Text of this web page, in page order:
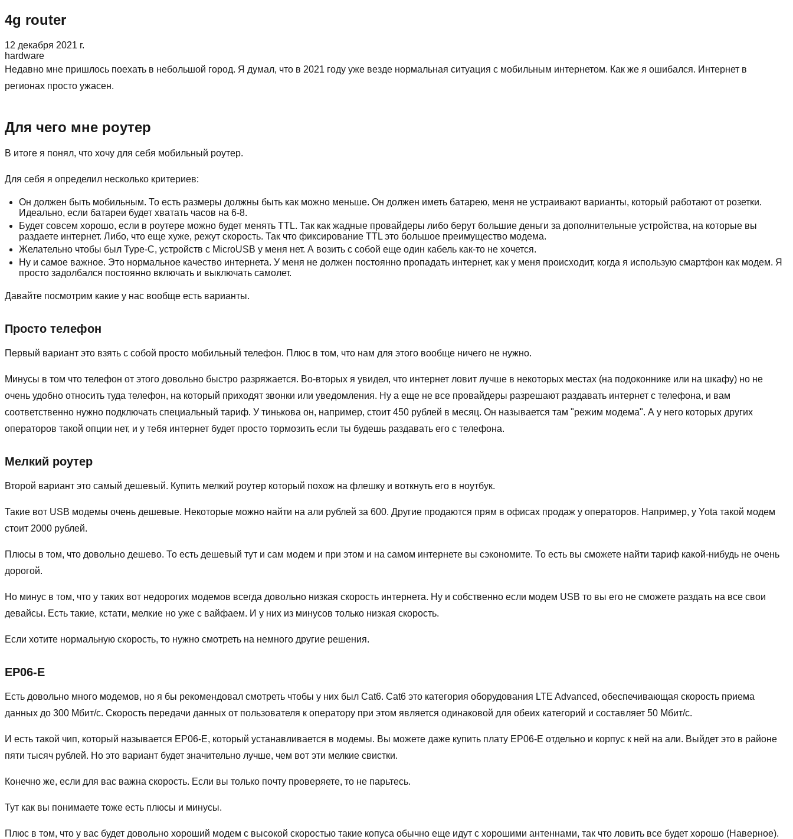
4g router
12 декабря 2021 г.
hardware
Недавно мне пришлось поехать в небольшой город. Я думал, что в 2021 году уже везде нормальная ситуация с мобильным интернетом. Как же я ошибался. Интернет в
регионах просто ужасен.
Для чего мне роутер
В итоге я понял, что хочу для себя мобильный роутер.
Для себя я определил несколько критериев:
Он должен быть мобильным. То есть размеры должны быть как можно меньше. Он должен иметь батарею, меня не устраивают варианты, который работают от розетки.
Идеально, если батареи будет хватать часов на 6-8.
Будет совсем хорошо, если в роутере можно будет менять TTL. Так как жадные провайдеры либо берут большие деньги за дополнительные устройства, на которые вы
раздаете интернет. Либо, что еще хуже, режут скорость. Так что фиксирование TTL это большое преимущество модема.
Желательно чтобы был Type-C, устройств с MicroUSB у меня нет. А возить с собой еще один кабель как-то не хочется.
Ну и самое важное. Это нормальное качество интернета. У меня не должен постоянно пропадать интернет, как у меня происходит, когда я использую смартфон как модем. Я
просто задолбался постоянно включать и выключать самолет.
Давайте посмотрим какие у нас вообще есть варианты.
Просто телефон
Первый вариант это взять с собой просто мобильный телефон. Плюс в том, что нам для этого вообще ничего не нужно.
Минусы в том что телефон от этого довольно быстро разряжается. Во-вторых я увидел, что интернет ловит лучше в некоторых местах (на подоконнике или на шкафу) но не
очень удобно относить туда телефон, на который приходят звонки или уведомления. Ну а еще не все провайдеры разрешают раздавать интернет с телефона, и вам
соответственно нужно подключать специальный тариф. У тинькова он, например, стоит 450 рублей в месяц. Он называется там "режим модема". А у него которых других
операторов такой опции нет, и у тебя интернет будет просто тормозить если ты будешь раздавать его с телефона.
Мелкий роутер
Второй вариант это самый дешевый. Купить мелкий роутер который похож на флешку и воткнуть его в ноутбук.
Такие вот USB модемы очень дешевые. Некоторые можно найти на али рублей за 600. Другие продаются прям в офисах продаж у операторов. Например, у Yota такой модем
стоит 2000 рублей.
Плюсы в том, что довольно дешево. То есть дешевый тут и сам модем и при этом и на самом интернете вы сэкономите. То есть вы сможете найти тариф какой-нибудь не очень
дорогой.
Но минус в том, что у таких вот недорогих модемов всегда довольно низкая скорость интернета. Ну и собственно если модем USB то вы его не сможете раздать на все свои
девайсы. Есть такие, кстати, мелкие но уже с вайфаем. И у них из минусов только низкая скорость.
Если хотите нормальную скорость, то нужно смотреть на немного другие решения.
EP06-E
Есть довольно много модемов, но я бы рекомендовал смотреть чтобы у них был Cat6. Cat6 это категория оборудования LTE Advanced, обеспечивающая скорость приема
данных до 300 Мбит/с. Скорость передачи данных от пользователя к оператору при этом является одинаковой для обеих категорий и составляет 50 Мбит/с.
И есть такой чип, который называется EP06-E, который устанавливается в модемы. Вы можете даже купить плату EP06-E отдельно и корпус к ней на али. Выйдет это в районе
пяти тысяч рублей. Но это вариант будет значительно лучше, чем вот эти мелкие свистки.
Конечно же, если для вас важна скорость. Если вы только почту проверяете, то не парьтесь.
Тут как вы понимаете тоже есть плюсы и минусы.
Плюс в том, что у вас будет довольно хороший модем с высокой скоростью такие копуса обычно еще идут с хорошими антеннами, так что ловить все будет хорошо (Наверное).